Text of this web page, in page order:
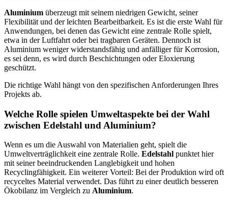
Aluminium überzeugt mit seinem niedrigen Gewicht, seiner
Flexibilität und der leichten Bearbeitbarkeit. Es ist die erste Wahl für
Anwendungen, bei denen das Gewicht eine zentrale Rolle spielt,
etwa in der Luftfahrt oder bei tragbaren Geräten. Dennoch ist
Aluminium weniger widerstandsfähig und anfälliger für Korrosion,
es sei denn, es wird durch Beschichtungen oder Eloxierung
geschützt.
Die richtige Wahl hängt von den spezifischen Anforderungen Ihres
Projekts ab.
Welche Rolle spielen Umweltaspekte bei der Wahl
zwischen Edelstahl und Aluminium?
Wenn es um die Auswahl von Materialien geht, spielt die
Umweltverträglichkeit eine zentrale Rolle. Edelstahl punktet hier
mit seiner beeindruckenden Langlebigkeit und hohen
Recyclingfähigkeit. Ein weiterer Vorteil: Bei der Produktion wird oft
recyceltes Material verwendet. Das führt zu einer deutlich besseren
Ökobilanz im Vergleich zu Aluminium.